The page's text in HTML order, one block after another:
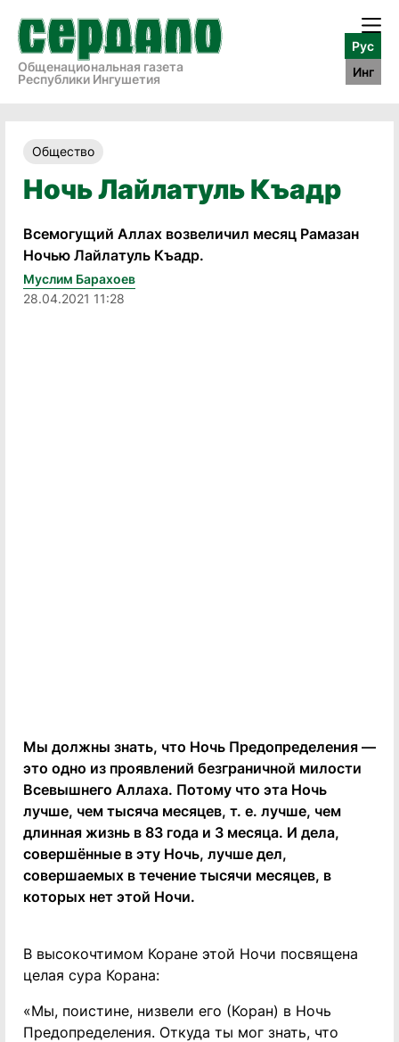
Общенациональная газета
Республики Ингушетия
Рус
Инг
Общество
Ночь Лайлатуль Къадр
Всемогущий Аллах возвеличил месяц Рамазан
Ночью Лайлатуль Къадр.
Муслим Барахоев
28.04.2021 11:28
Мы должны знать, что Ночь Предопределения —
это одно из проявлений безграничной милости
Всевышнего Аллаха. Потому что эта Ночь
лучше, чем тысяча месяцев, т. е. лучше, чем
длинная жизнь в 83 года и 3 месяца. И дела,
совершённые в эту Ночь, лучше дел,
совершаемых в течение тысячи месяцев, в
которых нет этой Ночи.
В высокочтимом Коране этой Ночи посвящена
целая сура Корана:
«Мы, поистине, низвели его (Коран) в Ночь
Предопределения. Откуда ты мог знать, что